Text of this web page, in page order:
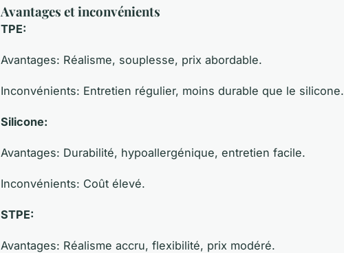
Avantages et inconvénients
TPE:
Avantages: Réalisme, souplesse, prix abordable.
Inconvénients: Entretien régulier, moins durable que le silicone.
Silicone:
Avantages: Durabilité, hypoallergénique, entretien facile.
Inconvénients: Coût élevé.
STPE:
Avantages: Réalisme accru, flexibilité, prix modéré.